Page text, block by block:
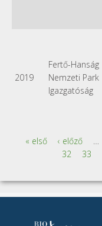
2019
Fertő-Hanság
Nemzeti Park
Igazgatóság
Oldalak
« első ‹ előző …
32
33